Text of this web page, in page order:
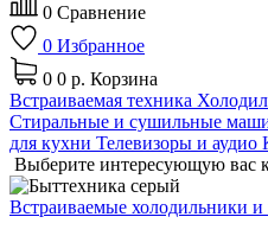
0 Сравнение
0 Избранное
0 0 р. Корзина
Встраиваемая техника
Стиральные и сушильные
для кухни Телевизоры и аудио
Выберите интересующую вас
Встраиваемые холодильники